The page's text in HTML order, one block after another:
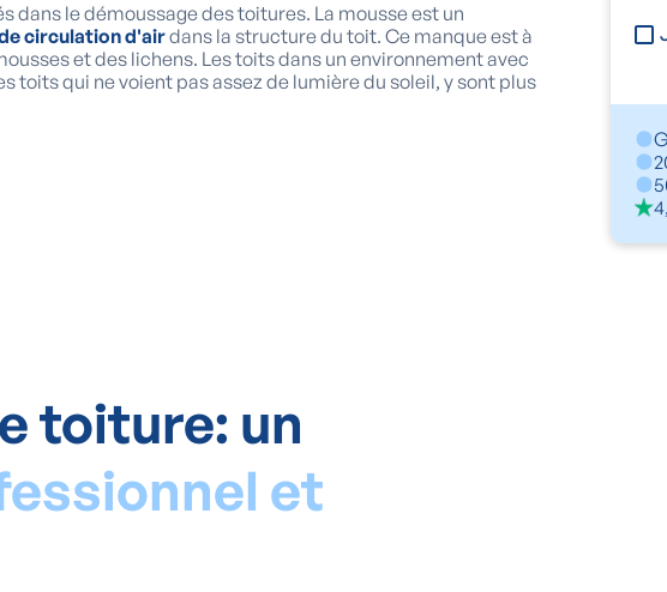
dans le démoussage des toitures. La mousse est un
circulation d'airdans la structure du toit. Ce manque est à
et des lichens. Les toits dans un environnement avec
toits qui ne voient pas assez de lumière du soleil, y sont plus
toiture: un
et